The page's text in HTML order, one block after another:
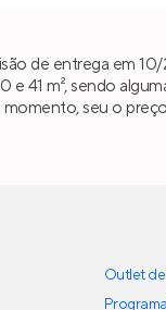
de entrega em
41 m², sendo
seu o
Outlet